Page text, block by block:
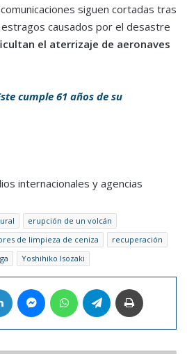
siguen cortadas tras
causados por el desastre
el aterrizaje de aeronaves
cumple 61 años de su
internacionales y agencias
erupción de un volcán
de limpieza de ceniza
recuperación
Yoshihiko Isozaki
LinkedIn MessengerWhatsAppTelegram